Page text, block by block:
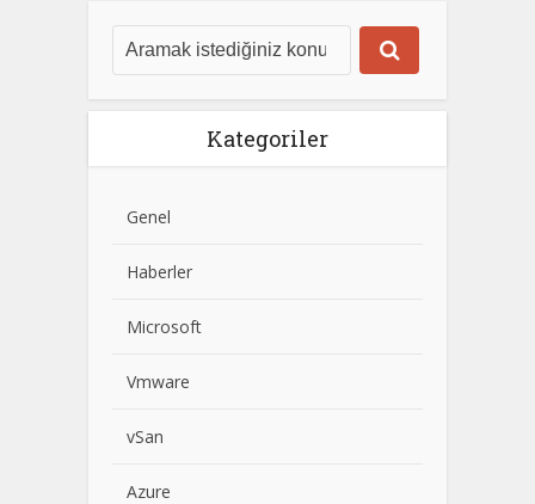
Kategoriler
Genel
Haberler
Microsoft
Vmware
vSan
Azure